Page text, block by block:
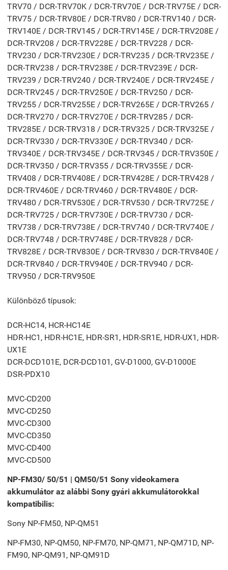
TRV70 / DCR-TRV70K / DCR-TRV70E / DCR-TRV75E / DCR-
TRV75 / DCR-TRV80E / DCR-TRV80 / DCR-TRV140 / DCR-
TRV140E / DCR-TRV145 / DCR-TRV145E / DCR-TRV208E /
DCR-TRV208 / DCR-TRV228E / DCR-TRV228 / DCR-
TRV230 / DCR-TRV230E / DCR-TRV235 / DCR-TRV235E /
DCR-TRV238 / DCR-TRV238E / DCR-TRV239E / DCR-
TRV239 / DCR-TRV240 / DCR-TRV240E / DCR-TRV245E /
DCR-TRV245 / DCR-TRV250E / DCR-TRV250 / DCR-
TRV255 / DCR-TRV255E / DCR-TRV265E / DCR-TRV265 /
DCR-TRV270 / DCR-TRV270E / DCR-TRV285 / DCR-
TRV285E / DCR-TRV318 / DCR-TRV325 / DCR-TRV325E /
DCR-TRV330 / DCR-TRV330E / DCR-TRV340 / DCR-
TRV340E / DCR-TRV345E / DCR-TRV345 / DCR-TRV350E /
DCR-TRV350 / DCR-TRV355 / DCR-TRV355E / DCR-
TRV408 / DCR-TRV408E / DCR-TRV428E / DCR-TRV428 /
DCR-TRV460E / DCR-TRV460 / DCR-TRV480E / DCR-
TRV480 / DCR-TRV530E / DCR-TRV530 / DCR-TRV725E /
DCR-TRV725 / DCR-TRV730E / DCR-TRV730 / DCR-
TRV738 / DCR-TRV738E / DCR-TRV740 / DCR-TRV740E /
DCR-TRV748 / DCR-TRV748E / DCR-TRV828 / DCR-
TRV828E / DCR-TRV830E / DCR-TRV830 / DCR-TRV840E /
DCR-TRV840 / DCR-TRV940E / DCR-TRV940 / DCR-
TRV950 / DCR-TRV950E
Különböző típusok:
DCR-HC14, HCR-HC14E
HDR-HC1, HDR-HC1E, HDR-SR1, HDR-SR1E, HDR-UX1, HDR-
UX1E
DCR-DCD101E, DCR-DCD101, GV-D1000, GV-D1000E
DSR-PDX10
MVC-CD200
MVC-CD250
MVC-CD300
MVC-CD350
MVC-CD400
MVC-CD500
NP-FM30/ 50/51 | QM50/51 Sony videokamera
akkumulátor az alábbi Sony gyári akkumulátorokkal
kompatibilis:
Sony NP-FM50, NP-QM51
NP-FM30, NP-QM50, NP-FM70, NP-QM71, NP-QM71D, NP-
FM90, NP-QM91, NP-QM91D